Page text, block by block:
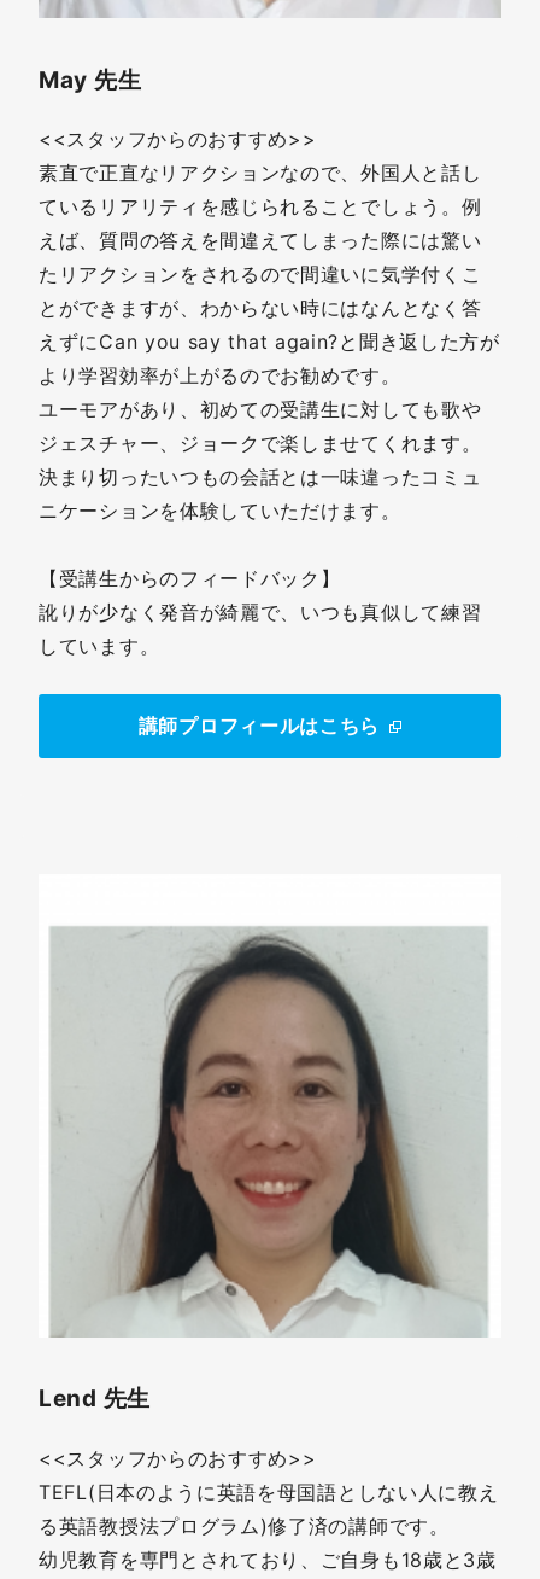
May 先生
<<スタッフからのおすすめ>>
素直で正直なリアクションなので、外国人と話し
ているリアリティを感じられることでしょう。例
えば、質問の答えを間違えてしまった際には驚い
たリアクションをされるので間違いに気学付くこ
とができますが、わからない時にはなんとなく答
えずにCan you say that again?と聞き返した方が
より学習効率が上がるのでお勧めです。
ユーモアがあり、初めての受講生に対しても歌や
ジェスチャー、ジョークで楽しませてくれます。
決まり切ったいつもの会話とは一味違ったコミュ
ニケーションを体験していただけます。
【受講生からのフィードバック】
訛りが少なく発音が綺麗で、いつも真似して練習
しています。
講師プロフィールはこちら
Lend 先生
<<スタッフからのおすすめ>>
TEFL(日本のように英語を母国語としない人に教え
る英語教授法プログラム)修了済の講師です。
幼児教育を専門とされており、ご自身も18歳と3歳